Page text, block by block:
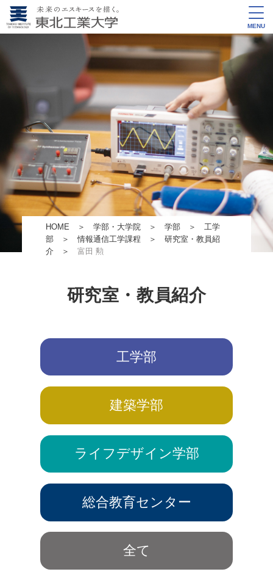
MENU
HOME ＞ 学部・大学院＞ 学部＞ 工学
部＞情報通信工学課程 ＞ 研究室・教員紹
介＞ 富田 勲
研究室・教員紹介
工学部
建築学部
ライフデザイン学部
総合教育センター
全て